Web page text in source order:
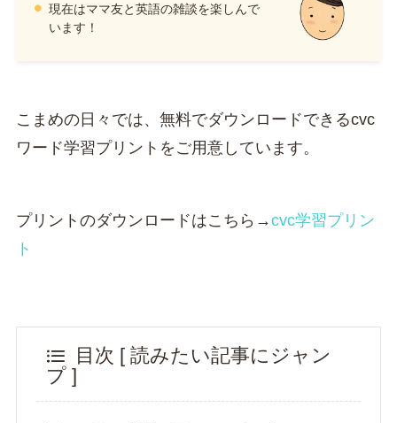
現在はママ友と英語の雑談を楽しんで
います！
こまめの日々では、無料でダウンロードできるcvc
ワード学習プリントをご用意しています。
プリントのダウンロードはこちら→cvc学習プリン
ト
目次 [ 読みたい記事にジャン
プ ]